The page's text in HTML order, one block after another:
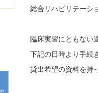
総合リハビリテーシ
臨床実習にともない
下記の日時より手続
貸出希望の資料を持